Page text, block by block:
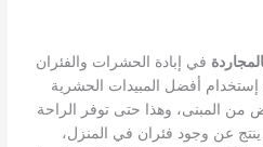
في إبادة الحشرات والفئران
أفضل المبيدات الحشرية
من المبنى، وهذا حتى توفر الراحة
عن وجود فئران في المنزل،